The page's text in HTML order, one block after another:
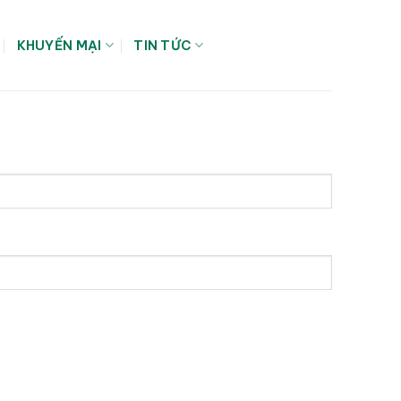
KHUYẾN MẠI TIN TỨC